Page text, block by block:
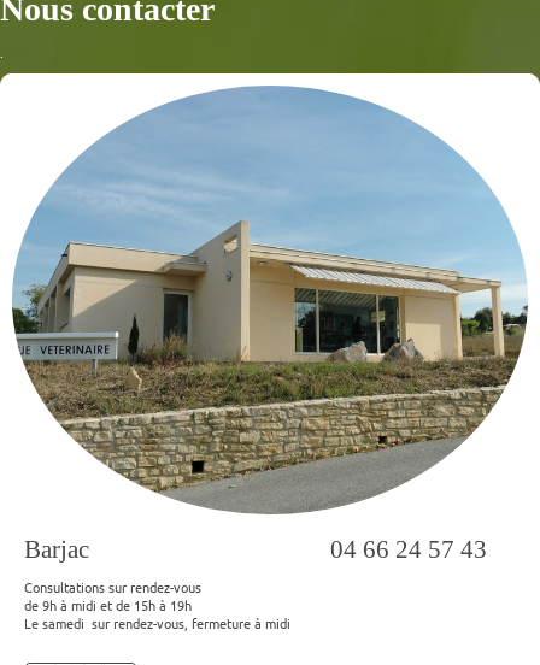
Nous contacter
Barjac 04 66 24 57 43
Consultations sur rendez-vous
de 9h à midi et de 15h à 19h
Le samedi sur rendez-vous, fermeture à midi